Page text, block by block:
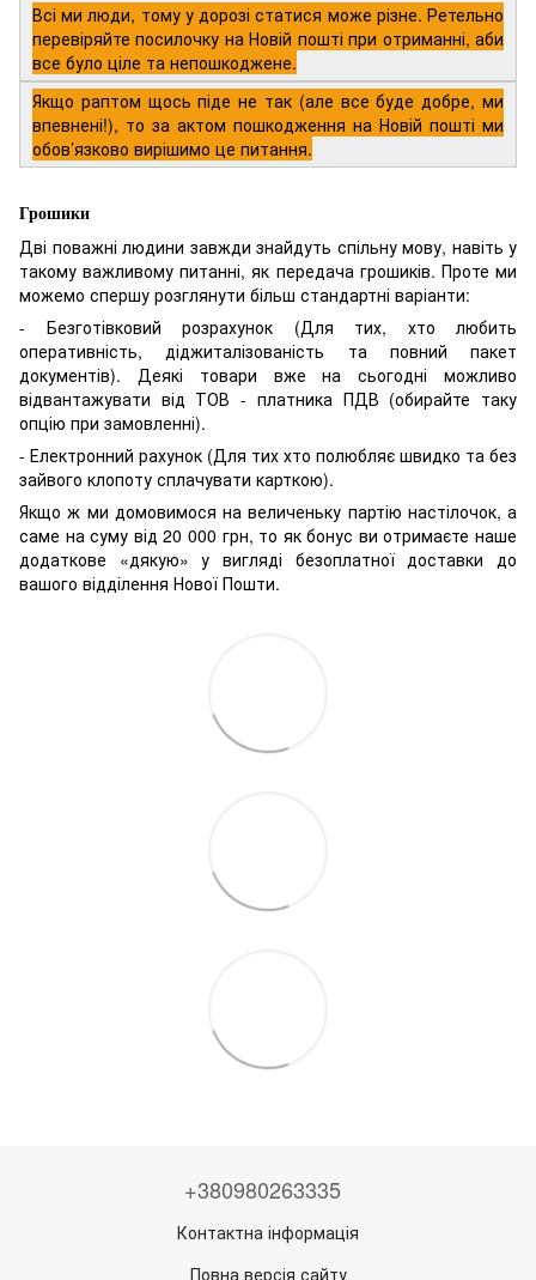
Всі ми люди, тому у дорозі статися може різне. Ретельно
перевіряйте посилочку на Новій пошті при отриманні, аби
все було ціле та непошкоджене.
Якщо раптом щось піде не так (але все буде добре, ми
впевнені!), то за актом пошкодження на Новій пошті ми
обов’язково вирішимо це питання.
Грошики
Дві поважні людини завжди знайдуть спільну мову, навіть у
такому важливому питанні, як передача грошиків. Проте ми
можемо спершу розглянути більш стандартні варіанти:
- Безготівковий розрахунок (Для тих, хто любить
оперативність, діджиталізованість та повний пакет
документів). Деякі товари вже на сьогодні можливо
відвантажувати від ТОВ - платника ПДВ (обирайте таку
опцію при замовленні).
- Електронний рахунок (Для тих хто полюбляє швидко та без
зайвого клопоту сплачувати карткою).
Якщо ж ми домовимося на величеньку партію настілочок, а
саме на суму від 20 000 грн, то як бонус ви отримаєте наше
додаткове «дякую» у вигляді безоплатної доставки до
вашого відділення Нової Пошти.
+380980263335
Контактна інформація
Повна версія сайту